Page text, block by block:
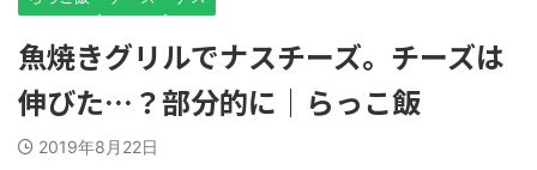
魚焼きグリルでナスチーズ。チーズは
伸びた…？部分的に｜らっこ飯
2019年8月22日